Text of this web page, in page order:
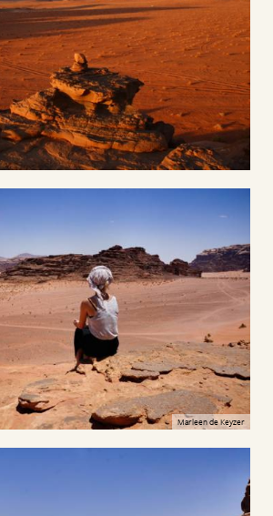
Marleen de Keyzer